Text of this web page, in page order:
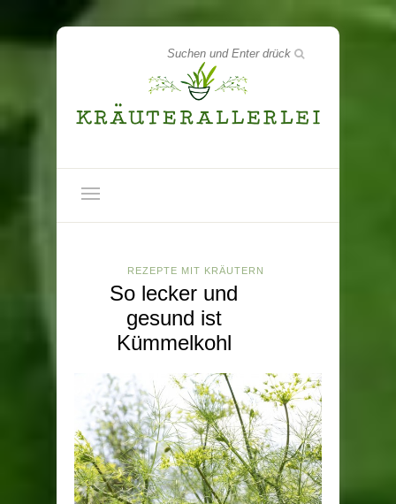
REZEPTE MIT KRÄUTERN
So lecker und
gesund ist
Kümmelkohl